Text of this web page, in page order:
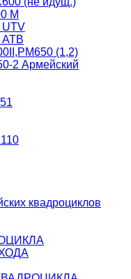
М
UTV
АТВ
(1,2)
2 Армейский
квадроциклов